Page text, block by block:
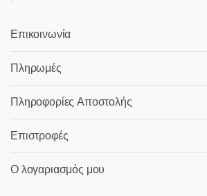
Επικοινωνία
Πληρωμές
Πληροφορίες Αποστολής
Επιστροφές
Ο λογαριασμός μου